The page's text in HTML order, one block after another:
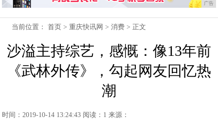
广告
当前位置：首页 >重庆快讯网 >消费 > 正文
沙溢主持综艺，感慨：像13年前
《武林外传》，勾起网友回忆热
潮
时间：2019-10-14 13:24:43 阅读：1 来源：